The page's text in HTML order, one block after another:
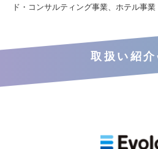
ド・コンサルティング事業、ホテル事業
取扱い紹介